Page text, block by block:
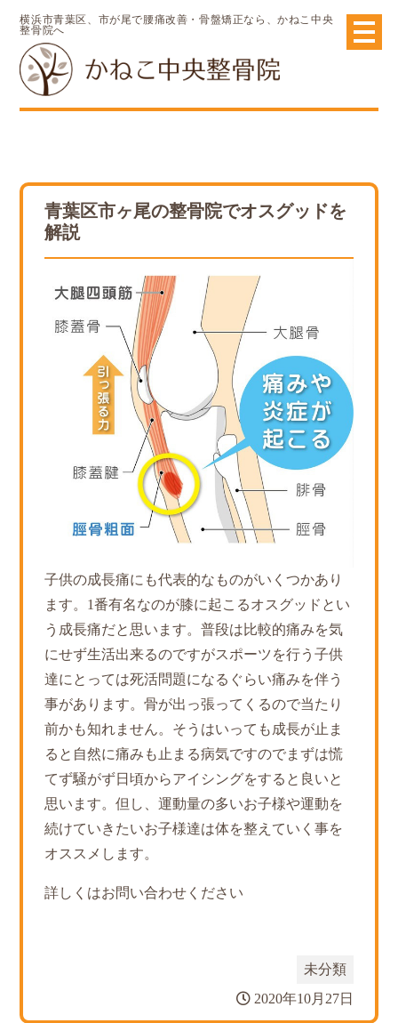
横浜市青葉区、市が尾で腰痛改善・骨盤矯正なら、かねこ中央
整骨院へ
青葉区市ヶ尾の整骨院でオスグッドを
解説
子供の成長痛にも代表的なものがいくつかあり
ます。1番有名なのが膝に起こるオスグッドとい
う成長痛だと思います。普段は比較的痛みを気
にせず生活出来るのですがスポーツを行う子供
達にとっては死活問題になるぐらい痛みを伴う
事があります。骨が出っ張ってくるので当たり
前かも知れません。そうはいっても成長が止ま
ると自然に痛みも止まる病気ですのでまずは慌
てず騒がず日頃からアイシングをすると良いと
思います。但し、運動量の多いお子様や運動を
続けていきたいお子様達は体を整えていく事を
オススメします。
詳しくはお問い合わせください
未分類
2020年10月27日